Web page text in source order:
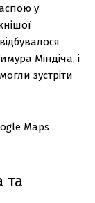
у
Міндіча, і
зустріти
та